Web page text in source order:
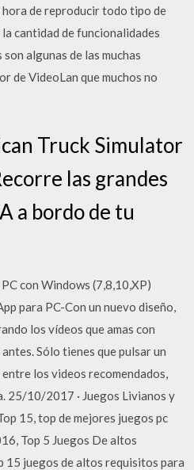
de reproducir todo tipo de
cantidad de funcionalidades
algunas de las muchas
de VideoLan que muchos no
Truck Simulator
las grandes
a bordo de tu
con Windows (7,8,10,XP)
para PC-Con un nuevo diseño,
los vídeos que amas con
Sólo tienes que pulsar un
los videos recomendados,
25/10/2017 · Juegos Livianos y
15, top de mejores juegos pc
Top 5 Juegos De altos
15 juegos de altos requisitos para